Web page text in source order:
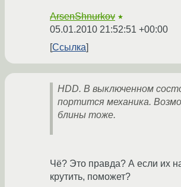
ArsenShnurkov ★
05.01.2010 21:52:51 +00:00
Ссылка
HDD. В выключенном
портится механика.
блины тоже.
Чё? Это правда? А если их
крутить, поможет?